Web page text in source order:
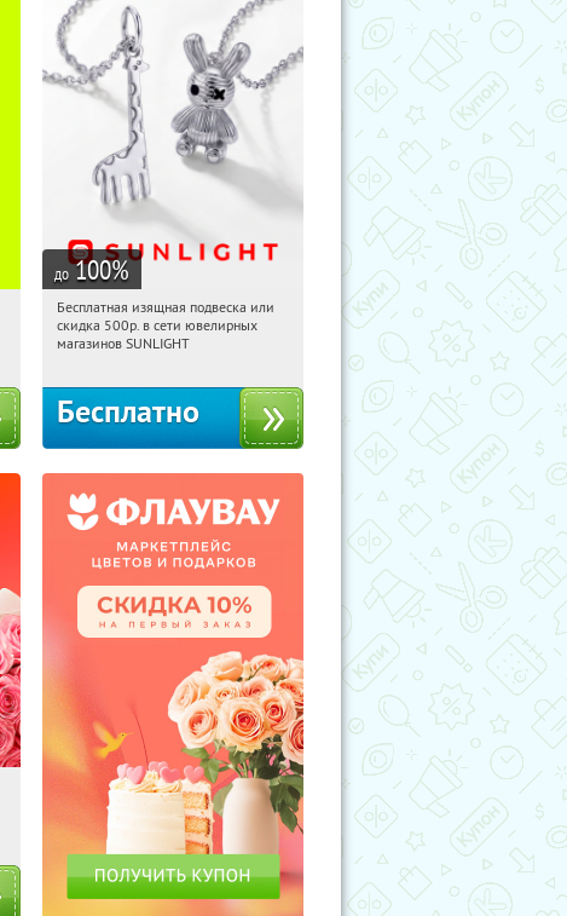
до 100%
14:14:00 Получили:
Россия
Бесплатная изящная подвеска или
скидка 500р. в сети ювелирных
магазинов SUNLIGHT
Бесплатно